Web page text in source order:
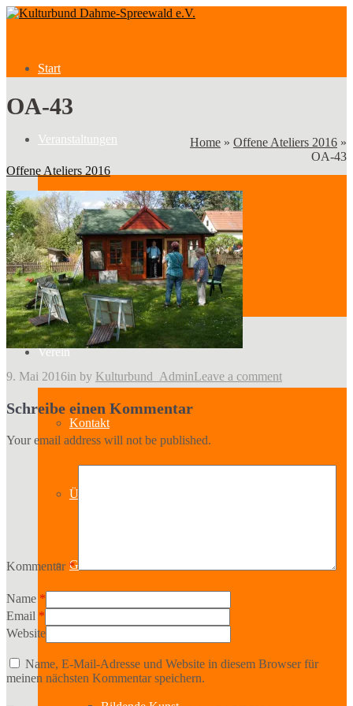
Start
Veranstaltungen
Veranstaltungen
Kategorien
Verein
Kontakt
Über uns
Geschichte
OA-43
Home » Offene Ateliers 2016 »
OA-43
Offene Ateliers 2016
9. Mai 2016in by Kulturbund_AdminLeave a comment
Schreibe einen Kommentar
Your email address will not be published.
Kommentar *
Name *
Email *
Website
Name, E-Mail-Adresse und Website in diesem Browser für
meinen nächsten Kommentar speichern.